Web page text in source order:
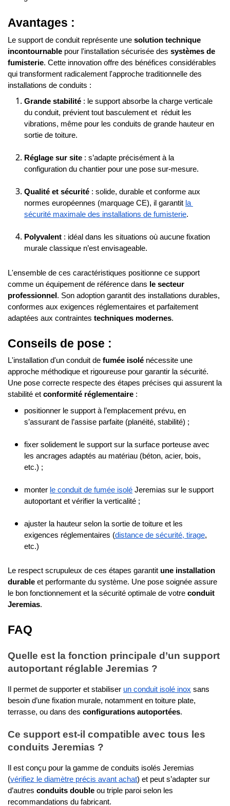
Avantages :
Le support de conduit représente une solution technique
incontournable pour l'installation sécurisée des systèmes de
fumisterie. Cette innovation offre des bénéfices considérables
qui transforment radicalement l'approche traditionnelle des
installations de conduits :
Grande stabilité : le support absorbe la charge verticale
du conduit, prévient tout basculement et  réduit les
vibrations, même pour les conduits de grande hauteur en
sortie de toiture.
Réglage sur site : s’adapte précisément à la
configuration du chantier pour une pose sur-mesure.
Qualité et sécurité : solide, durable et conforme aux
normes européennes (marquage CE), il garantit la
sécurité maximale des installations de fumisterie.
Polyvalent : idéal dans les situations où aucune fixation
murale classique n’est envisageable.
L'ensemble de ces caractéristiques positionne ce support
comme un équipement de référence dans le secteur
professionnel . Son adoption garantit des installations durables,
conformes aux exigences réglementaires et parfaitement
adaptées aux contraintes techniques modernes.
Conseils de pose :
L'installation d'un conduit de fumée isolé nécessite une
approche méthodique et rigoureuse pour garantir la sécurité.
Une pose correcte respecte des étapes précises qui assurent la
stabilité et conformité réglementaire :
positionner le support à l’emplacement prévu, en
s’assurant de l’assise parfaite (planéité, stabilité) ;
fixer solidement le support sur la surface porteuse avec
les ancrages adaptés au matériau (béton, acier, bois,
etc.) ;
monter le conduit de fumée isolé Jeremias sur le support
autoportant et vérifier la verticalité ;
ajuster la hauteur selon la sortie de toiture et les
exigences réglementaires (distance de sécurité, tirage,
etc.)
Le respect scrupuleux de ces étapes garantit une installation
durable et performante du système. Une pose soignée assure
le bon fonctionnement et la sécurité optimale de votre conduit
Jeremias.
FAQ
Quelle est la fonction principale d’un support
autoportant réglable Jeremias ?
Il permet de supporter et stabiliser un conduit isolé inox sans
besoin d’une fixation murale, notamment en toiture plate,
terrasse, ou dans des configurations autoportées.
Ce support est-il compatible avec tous les
conduits Jeremias ?
Il est conçu pour la gamme de conduits isolés Jeremias
(vérifiez le diamètre précis avant achat) et peut s’adapter sur
d’autres conduits double ou triple paroi selon les
recommandations du fabricant.